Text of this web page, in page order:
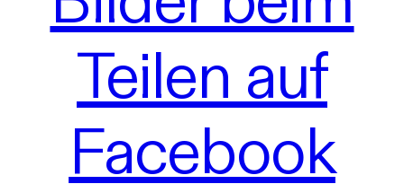
Teilen auf
Facebook